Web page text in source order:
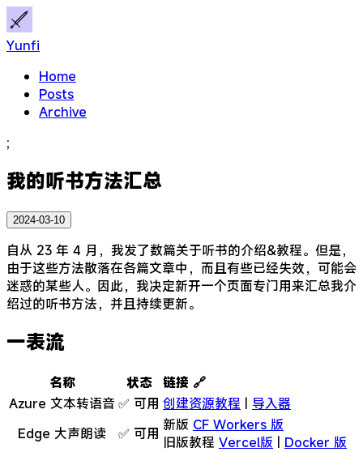
Yunfi
Home
Posts
Archive
;
我的听书方法汇总
2024-03-10
自从 23 年 4 月，我发了数篇关于听书的介绍&教程。但是，
由于这些方法散落在各篇文章中，而且有些已经失效，可能会
迷惑的某些人。因此，我决定新开一个页面专门用来汇总我介
绍过的听书方法，并且持续更新。
一表流
名称 状态
链接 🔗
Azure 文本转语音✅ 可用 创建资源教程 | 导入器
Edge 大声朗读
✅ 可用 新版 CF Workers 版
旧版教程 Vercel版 | Docker 版